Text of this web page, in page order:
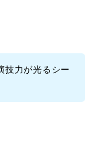
技力が光るシー